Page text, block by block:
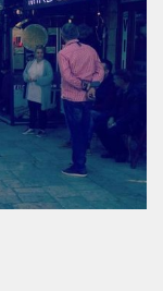
region, endures